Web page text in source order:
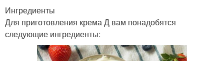
Ингредиенты
Для приготовления крема Д вам понадобятся
следующие ингредиенты: